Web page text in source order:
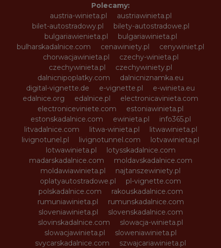
Polecamy:
austria-winieta.pl
austriawinieta.pl
bilet-autostradowy.pl
bilety-autostradowe.pl
bulgariawienieta.pl
bulgariawinieta.pl
bulharskadalnice.com
cenawiniety.pl
cenywiniet.pl
chorwacjawinieta.pl
czechy-winieta.pl
czechywinieta.pl
czechywiniety.pl
dalnicnipoplatky.com
dalnicniznamka.eu
digital-vignette.de
e-vignette.pl
e-winieta.eu
edalnice.org
edalnice.pl
electronicavinieta.com
electroniceviniete.com
estoniawinieta.pl
estonskadalnice.com
ewinieta.pl
info365.pl
litvadalnice.com
litwa-winieta.pl
litwawinieta.pl
livignotunel.pl
livignotunnel.com
lotvawinieta.pl
lotwawinieta.pl
lotysskadalnice.com
madarskadalnice.com
moldavskadalnice.com
moldawiawinieta.pl
najtanszewiniety.pl
oplatyautostradowe.pl
pl-vignette.com
polskadalnice.com
rakouskadalnice.com
rumuniawinieta.pl
rumunskadalnice.com
sloveniawinieta.pl
slovenskadalnice.com
slovinskadalnice.com
slowacja-winieta.pl
slowacjawinieta.pl
sloweniawinieta.pl
svycarskadalnice.com
szwajcariawinieta.pl